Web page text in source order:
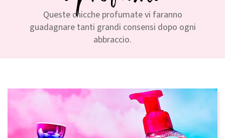
Queste chicche profumate vi faranno
guadagnare tanti grandi consensi dopo ogni
abbraccio.